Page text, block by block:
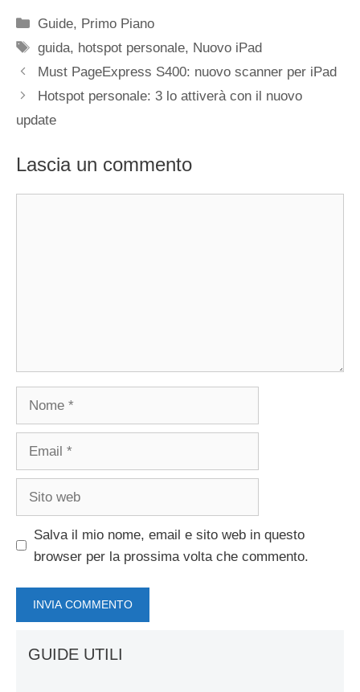
Categorie
Guide, Primo Piano
Tag
guida, hotspot personale, Nuovo iPad
Must PageExpress S400: nuovo scanner per iPad
Hotspot personale: 3 lo attiverà con il nuovo
update
Lascia un commento
Nome
Email
Sito
Salva il mio nome, email e sito web in questo
browser per la prossima volta che commento.
GUIDE UTILI